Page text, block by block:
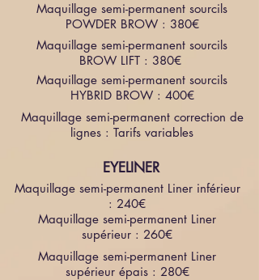
Maquillage semi-permanent sourcils
POWDER BROW : 380€
Maquillage semi-permanent sourcils
BROW LIFT : 380€
Maquillage semi-permanent sourcils
HYBRID BROW : 400€
Maquillage semi-permanent correction de
lignes : Tarifs variables
EYELINER
Maquillage semi-permanent Liner inférieur
: 240€
Maquillage semi-permanent Liner
supérieur : 260€
Maquillage semi-permanent Liner
supérieur épais : 280€